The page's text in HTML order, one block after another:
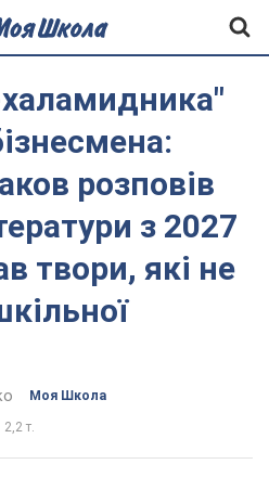
розповів
з 2027
твори, які не
Моя Школа
2,2 т.